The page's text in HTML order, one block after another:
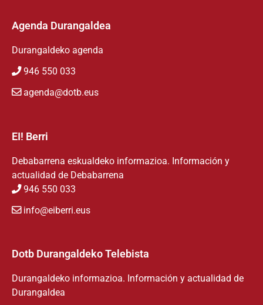
Agenda Durangaldea
Durangaldeko agenda
946 550 033
agenda@dotb.eus
EI! Berri
Debabarrena eskualdeko informazioa. Información y
actualidad de Debabarrena
946 550 033
info@eiberri.eus
Dotb Durangaldeko Telebista
Durangaldeko informazioa. Información y actualidad de
Durangaldea